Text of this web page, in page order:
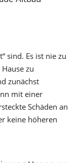
sind. Es ist nie zu
zu
zunächst
mit einer
Schäden an
keine höheren